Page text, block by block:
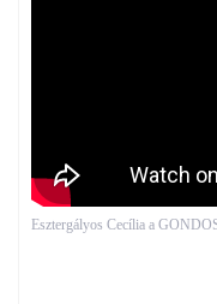
Esztergályos Cecília a